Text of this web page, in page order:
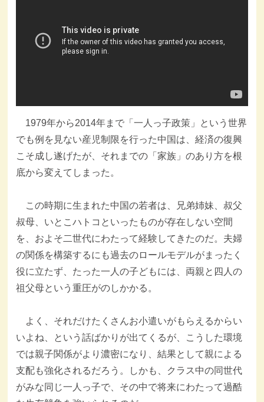
1979年から2014年まで「一人っ子政策」という世界
でも例を見ない産児制限を行った中国は、経済の復興
こそ成し遂げたが、それまでの「家族」のあり方を根
底から変えてしまった。
この時期に生まれた中国の若者は、兄弟姉妹、叔父
叔母、いとこハトコといったものが存在しない空間
を、およそ二世代にわたって経験してきたのだ。夫婦
の関係を構築するにも過去のロールモデルがまったく
役に立たず、たった一人の子どもには、両親と四人の
祖父母という重圧がのしかかる。
よく、それだけたくさんお小遣いがもらえるからい
いよね、という話ばかりが出てくるが、こうした環境
では親子関係がより濃密になり、結果として親による
支配も強化されるだろう。しかも、クラス中の同世代
がみな同じ一人っ子で、その中で将来にわたって過酷